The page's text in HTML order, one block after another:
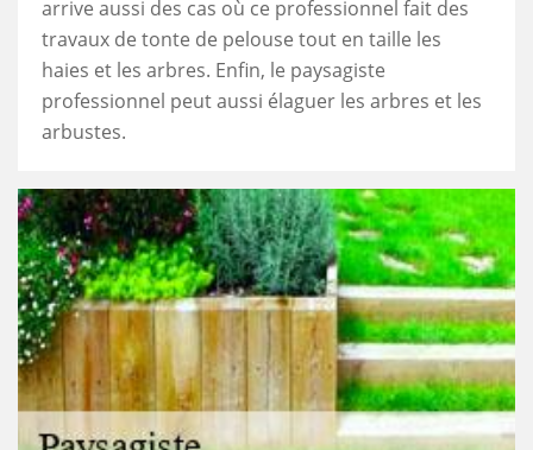
arrive aussi des cas où ce professionnel fait des
travaux de tonte de pelouse tout en taille les
haies et les arbres. Enfin, le paysagiste
professionnel peut aussi élaguer les arbres et les
arbustes.